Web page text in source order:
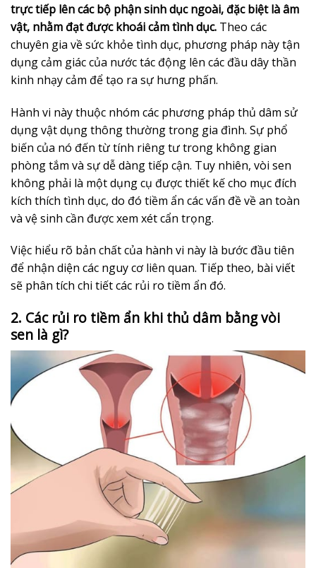
trực tiếp lên các bộ phận sinh dục ngoài, đặc biệt là âm
vật, nhằm đạt được khoái cảm tình dục. Theo các
chuyên gia về sức khỏe tình dục, phương pháp này tận
dụng cảm giác của nước tác động lên các đầu dây thần
kinh nhạy cảm để tạo ra sự hưng phấn.
Hành vi này thuộc nhóm các phương pháp thủ dâm sử
dụng vật dụng thông thường trong gia đình. Sự phổ
biến của nó đến từ tính riêng tư trong không gian
phòng tắm và sự dễ dàng tiếp cận. Tuy nhiên, vòi sen
không phải là một dụng cụ được thiết kế cho mục đích
kích thích tình dục, do đó tiềm ẩn các vấn đề về an toàn
và vệ sinh cần được xem xét cẩn trọng.
Việc hiểu rõ bản chất của hành vi này là bước đầu tiên
để nhận diện các nguy cơ liên quan. Tiếp theo, bài viết
sẽ phân tích chi tiết các rủi ro tiềm ẩn đó.
2. Các rủi ro tiềm ẩn khi thủ dâm bằng vòi
sen là gì?